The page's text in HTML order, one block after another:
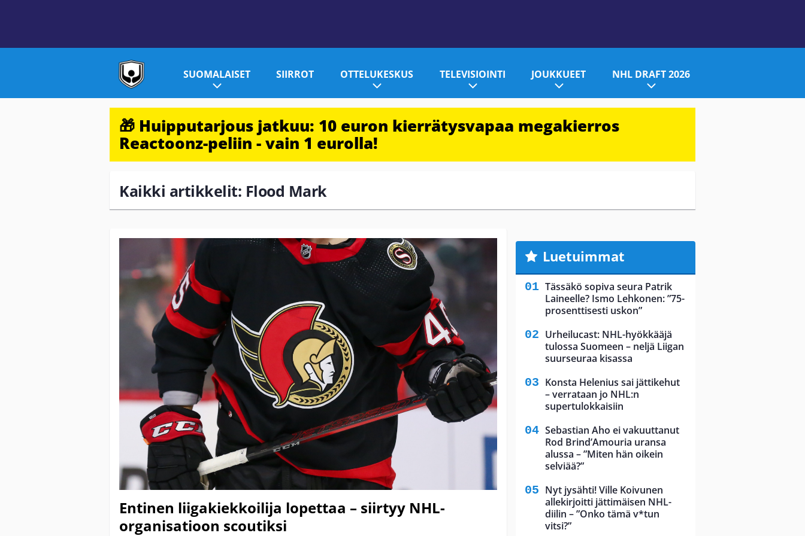
SUOMALAISET SIIRROT OTTELUKESKUS TELEVISIOINTI JOUKKUEET NHL DRAFT 2026
🎁 Huipputarjous jatkuu: 10 euron kierrätysvapaa megakierros
Reactoonz-peliin - vain 1 eurolla!
Kaikki artikkelit: Flood Mark
Entinen liigakiekkoilija lopettaa – siirtyy NHL-
organisatioon scoutiksi
Luetuimmat
Tässäkö sopiva seura Patrik
Laineelle? Ismo Lehkonen: ”75-
prosenttisesti uskon”
Urheilucast: NHL-hyökkääjä
tulossa Suomeen – neljä Liigan
suurseuraa kisassa
Konsta Helenius sai jättikehut
– verrataan jo NHL:n
supertulokkaisiin
Sebastian Aho ei vakuuttanut
Rod Brind’Amouria uransa
alussa – ”Miten hän oikein
selviää?”
Nyt jysähti! Ville Koivunen
allekirjoitti jättimäisen NHL-
diilin – ”Onko tämä v*tun
vitsi?”